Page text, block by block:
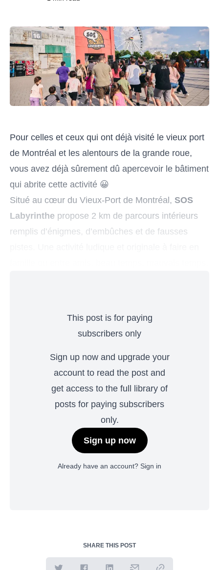
Pour celles et ceux qui ont déjà visité le vieux port
de Montréal et les alentours de la grande roue,
vous avez déjà sûrement dû apercevoir le bâtiment
qui abrite cette activité 😀
Situé au cœur du Vieux-Port de Montréal, SOS
Labyrinthe propose 2 km de parcours intérieurs
remplis d’énigmes, d’embûches et de fausses
This post is for paying
subscribers only
Sign up now and upgrade your
account to read the post and
get access to the full library of
posts for paying subscribers
only.
Sign up now
Already have an account? Sign in
SHARE THIS POST